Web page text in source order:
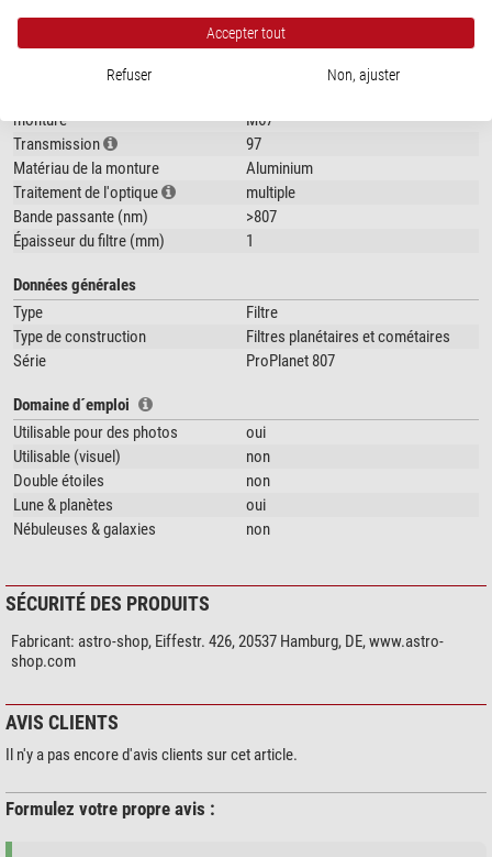
capacité de collecte de lumière suffisante.
La perte de sensibilité de la plupart des appareils de prise de vue avec le
« 807 » par rapport au « 742 » est d'environ un diaphragme, soit 50 %, ou,
inversement, un doublement du temps d'exposition.
Prises de vue de planètes, d'étoiles et de comètes brillantes dans le ciel
diurne
Prises de vue de jeunes étoiles dans des nuages de poussière et des
zones de formation stellaire
Alternative :en cas de bonne visibilité ou avec des télescopes d'une
d'Astronomik est recommandée.
SPÉCIFICATIONS
monture
M67
Transmission
97
Matériau de la monture
Aluminium
Traitement de l'optique
multiple
Bande passante (nm)
>807
Épaisseur du filtre (mm)
1
Données générales
Type
Filtre
Type de construction
Filtres planétaires et cométaires
Série
ProPlanet 807
Domaine d´emploi
Utilisable pour des photos
oui
Utilisable (visuel)
non
Double étoiles
non
Lune & planètes
oui
Nébuleuses & galaxies
non
SÉCURITÉ DES PRODUITS
Fabricant: astro-shop, Eiffestr. 426, 20537 Hamburg, DE, www.astro-
shop.com
AVIS CLIENTS
Il n'y a pas encore d'avis clients sur cet article.
Formulez votre propre avis :
Accepter tout
Refuser Non, ajuster